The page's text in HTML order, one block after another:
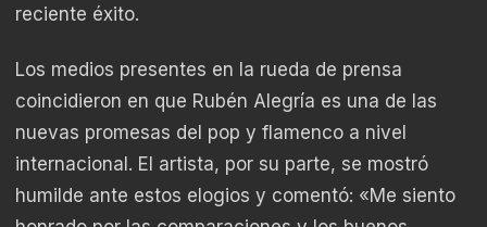
reciente éxito.
Los medios presentes en la rueda de prensa
coincidieron en que Rubén Alegría es una de las
nuevas promesas del pop y flamenco a nivel
internacional. El artista, por su parte, se mostró
humilde ante estos elogios y comentó: «Me siento